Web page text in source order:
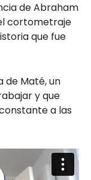
de Abraham
cortometraje
que fue
de Maté, un
y que
a las